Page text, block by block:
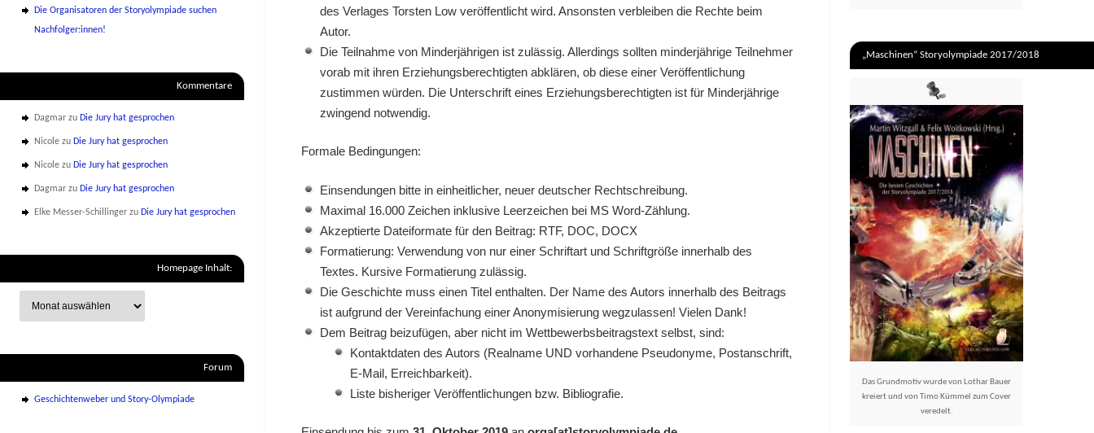
des Verlages Torsten Low veröffentlicht wird. Ansonsten verbleiben die Rechte beim
Autor.
Die Teilnahme von Minderjährigen ist zulässig. Allerdings sollten minderjährige Teilnehmer
vorab mit ihren Erziehungsberechtigten abklären, ob diese einer Veröffentlichung
zustimmen würden. Die Unterschrift eines Erziehungsberechtigten ist für Minderjährige
zwingend notwendig.
Formale Bedingungen:
Einsendungen bitte in einheitlicher, neuer deutscher Rechtschreibung.
Maximal 16.000 Zeichen inklusive Leerzeichen bei MS Word-Zählung.
Akzeptierte Dateiformate für den Beitrag: RTF, DOC, DOCX
Formatierung: Verwendung von nur einer Schriftart und Schriftgröße innerhalb des
Textes. Kursive Formatierung zulässig.
Die Geschichte muss einen Titel enthalten. Der Name des Autors innerhalb des Beitrags
ist aufgrund der Vereinfachung einer Anonymisierung wegzulassen! Vielen Dank!
Dem Beitrag beizufügen, aber nicht im Wettbewerbsbeitragstext selbst, sind:
Kontaktdaten des Autors (Realname UND vorhandene Pseudonyme, Postanschrift,
E-Mail, Erreichbarkeit).
Liste bisheriger Veröffentlichungen bzw. Bibliografie.
Die Organisatoren der Storyolympiade suchen
Nachfolger:innen!
Kommentare
Dagmar zu Die Jury hat gesprochen
Nicole zu Die Jury hat gesprochen
Nicole zu Die Jury hat gesprochen
Dagmar zu Die Jury hat gesprochen
Elke Messer-Schillinger zu Die Jury hat gesprochen
Homepage Inhalt:
Forum
Geschichtenweber und Story-Olympiade
„Maschinen“ Storyolympiade 2017/2018
Das Grundmotiv wurde von Lothar Bauer
kreiert und von Timo Kümmel zum Cover
veredelt.